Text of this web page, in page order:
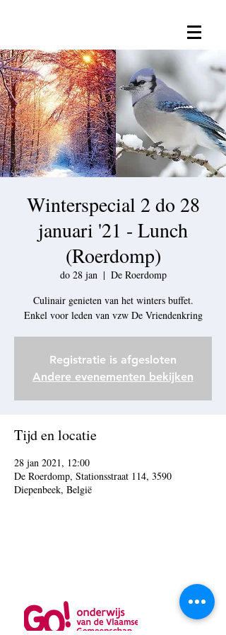
Winterspecial 2 do 28
januari '21 - Lunch
(Roerdomp)
do 28 jan
  |
De Roerdomp
Culinair genieten van het winters buffet.
Enkel voor leden van vzw De Vriendenkring
Registratie is afgesloten
Andere evenementen bekijken
Tijd en locatie
28 jan 2021, 12:00
De Roerdomp, Stationsstraat 114, 3590
Diepenbeek, België